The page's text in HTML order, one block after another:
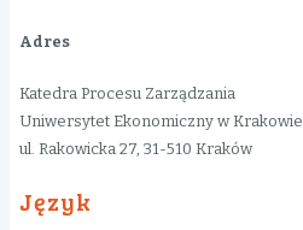
Adres
Katedra Procesu Zarządzania
Uniwersytet Ekonomiczny w Krakowie
ul. Rakowicka 27, 31-510 Kraków
Język